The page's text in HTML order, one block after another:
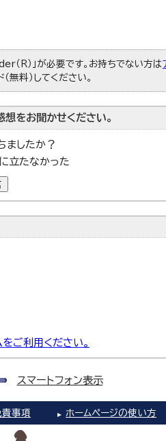
（R）」が必要です。お持ちでない方は
無料）してください。
をお聞かせください。
ましたか？
立たなかった
ご利用ください。
スマートフォン表示
責事項 ホームページの使い方